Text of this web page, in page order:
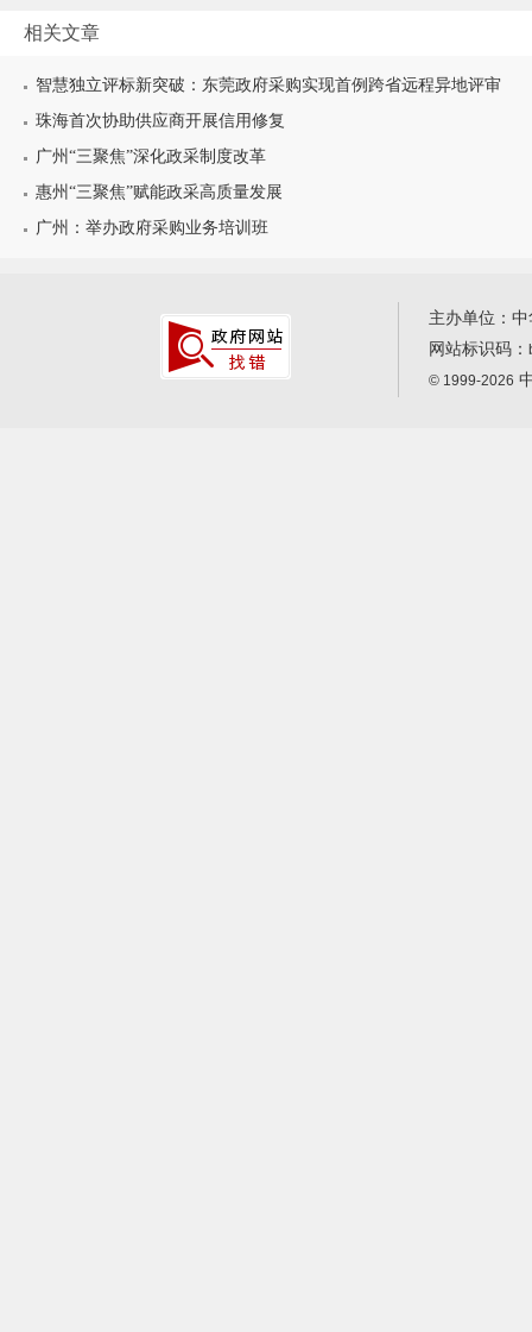
相关文章
智慧独立评标新突破：东莞政府采购实现首例跨省远程异地评审
珠海首次协助供应商开展信用修复
广州“三聚焦”深化政采制度改革
惠州“三聚焦”赋能政采高质量发展
广州：举办政府采购业务培训班
主办单位：
网站标识码：
© 1999-2026